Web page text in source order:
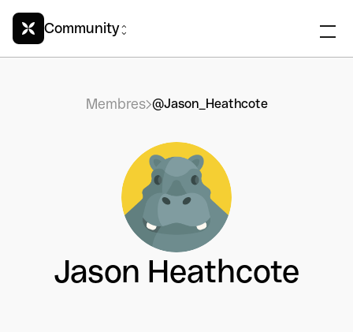
Community
Membres @Jason_Heathcote
Jason Heathcote